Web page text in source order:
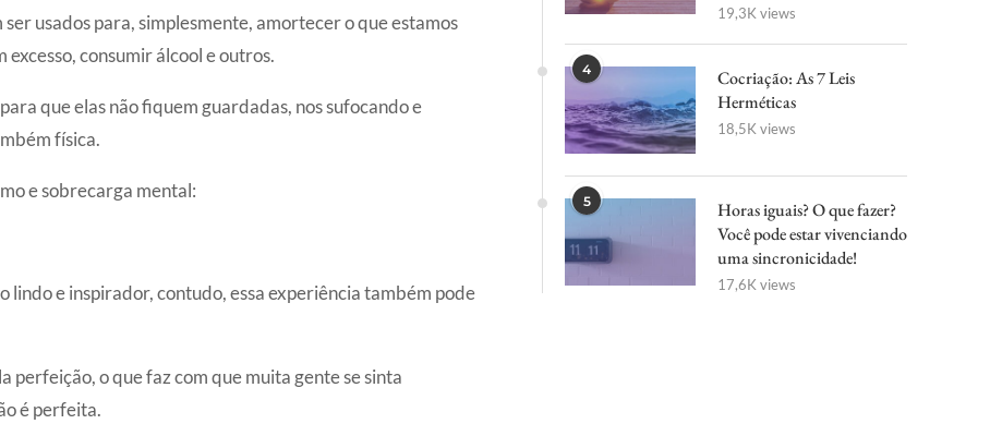
usados para, simplesmente, amortecer o que estamos
consumir álcool e outros.
que elas não fiquem guardadas, nos sufocando e
física.
e sobrecarga mental:
e inspirador, contudo, essa experiência também pode
perfeição, o que faz com que muita gente se sinta
é perfeita.
19,3K views
4
Cocriação: As 7 Leis
Herméticas
18,5K views
5
Horas iguais? O que fazer?
Você pode estar vivenciando
uma sincronicidade!
17,6K views